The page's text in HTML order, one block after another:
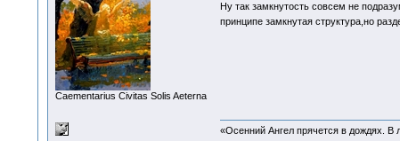
Сaementarius Civitas Solis Aeterna
Ну так замкнутость совсем не
принципе замкнутая структура,но
«Осенний Ангел прячется в дождях. В